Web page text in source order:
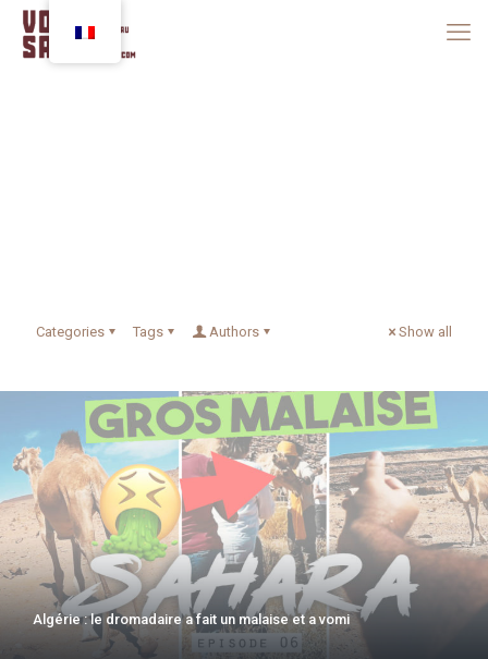
Categories Tags Authors Show all
Algérie : le dromadaire a fait un malaise et a vomi